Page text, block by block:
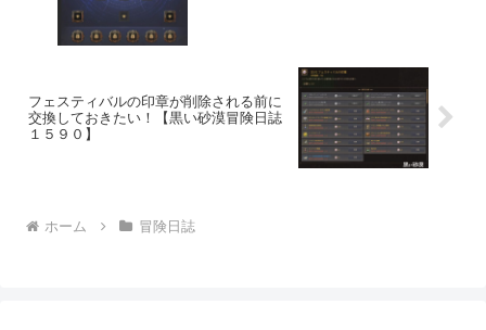
フェスティバルの印章が削除される前に
交換しておきたい！【黒い砂漠冒険日誌
１５９０】
ホーム 冒険日誌